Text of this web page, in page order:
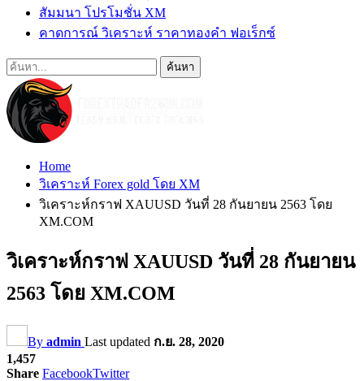
สัมมนา โปรโมชั่น XM
คาดการณ์ วิเคราะห์ ราคาทองคำ ฟอเร็กซ์
Home
วิเคราะห์ Forex gold โดย XM
วิเคราะห์กราฟ XAUUSD วันที่ 28 กันยายน 2563 โดย
XM.COM
วิเคราะห์กราฟ XAUUSD วันที่ 28 กันยายน
2563 โดย XM.COM
By admin Last updated ก.ย. 28, 2020
1,457
Share FacebookTwitter